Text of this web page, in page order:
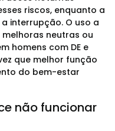
riscos, enquanto a
interrupção. O uso a
neutras ou
homens com DE e
que melhor função
do bem-estar
não funcionar